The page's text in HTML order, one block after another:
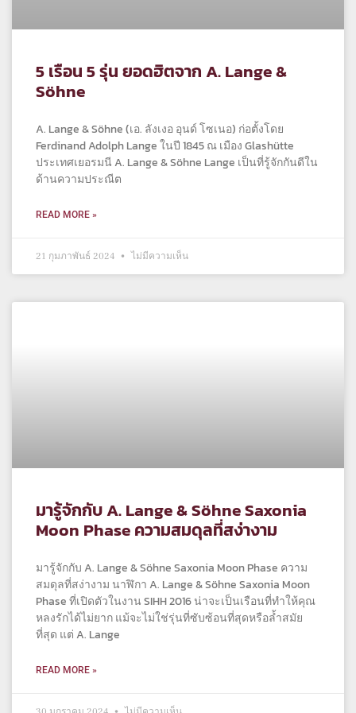
5 เรือน 5 รุ่น ยอดฮิตจาก A. Lange &
Söhne
A. Lange & Söhne (เอ. ลังเงอ อุนด์ โซเนอ) ก่อตั้งโดย
Ferdinand Adolph Lange ในปี 1845 ณ เมือง Glashütte
ประเทศเยอรมนี A. Lange & Söhne Lange เป็นที่รู้จักกันดีใน
ด้านความประณีต
READ MORE »
21 กุมภาพันธ์ 2024 ไม่มีความเห็น
มารู้จักกับ A. Lange & Söhne Saxonia
Moon Phase ความสมดุลที่สง่างาม
มารู้จักกับ A. Lange & Söhne Saxonia Moon Phase ความ
สมดุลที่สง่างาม นาฬิกา A. Lange & Söhne Saxonia Moon
Phase ที่เปิดตัวในงาน SIHH 2016 น่าจะเป็นเรือนที่ทำให้คุณ
หลงรักได้ไม่ยาก แม้จะไม่ใช่รุ่นที่ซับซ้อนที่สุดหรือล้ำสมัย
ที่สุด แต่ A. Lange
READ MORE »